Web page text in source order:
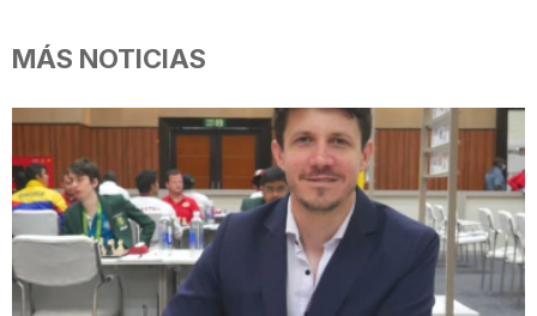
MÁS NOTICIAS